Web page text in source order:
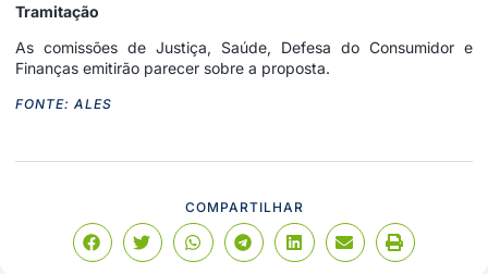
Tramitação
As comissões de Justiça, Saúde, Defesa do Consumidor e
Finanças emitirão parecer sobre a proposta.
FONTE: ALES
COMPARTILHAR